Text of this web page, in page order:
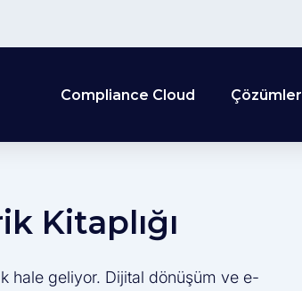
Compliance Cloud Çözümler
Kitaplığı
hale geliyor. Dijital dönüşüm ve e-